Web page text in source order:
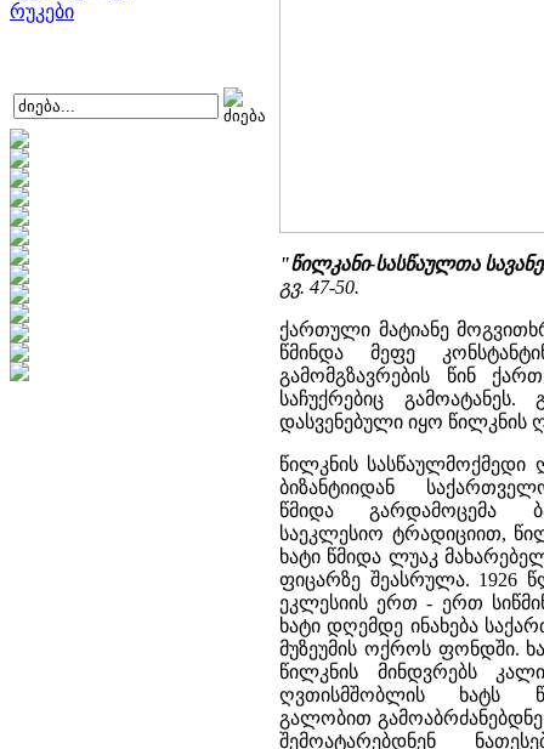
რუკები
"წილკანი-სასწაულთა
გვ. 47-50.
ქართული მატიანე
წმინდა მეფე
გამომგზავრების წინ
საჩუქრებიც
დასვენებული იყო წილკნის
წილკნის სასწაულმოქმედი
ბიზანტიიდან
წმიდა გარდამოცემა
საეკლესიო ტრადიციით,
ხატი წმიდა ლუაკ
ფიცარზე შეასრულა. 1926
ეკლესიის ერთ - ერთ
ხატი დღემდე ინახება
მუზეუმის ოქროს ფონდში.
წილკნის მინდვრებს
ღვთისმშობლის ხატს
გალობით
შემოატარებდნენ